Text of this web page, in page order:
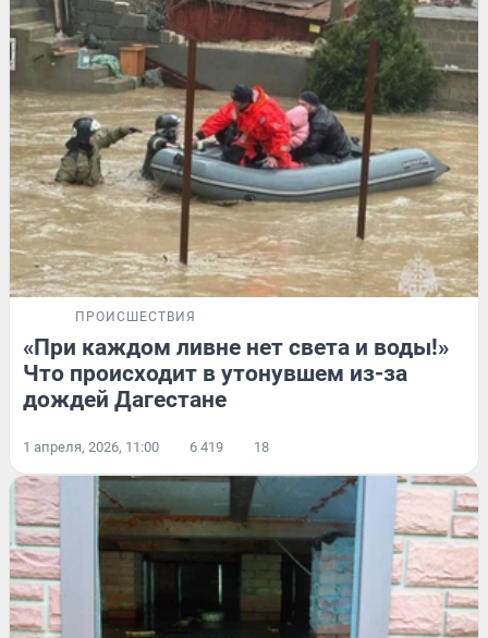
ПРОИСШЕСТВИЯ
«При каждом ливне нет света и воды!»
Что происходит в утонувшем из-за
дождей Дагестане
1 апреля, 2026, 11:00 6 419 18